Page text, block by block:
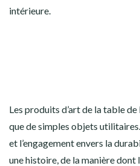
intérieure.
Les produits d’art de la table
que de simples objets
et l’engagement envers la
une histoire, de la manière